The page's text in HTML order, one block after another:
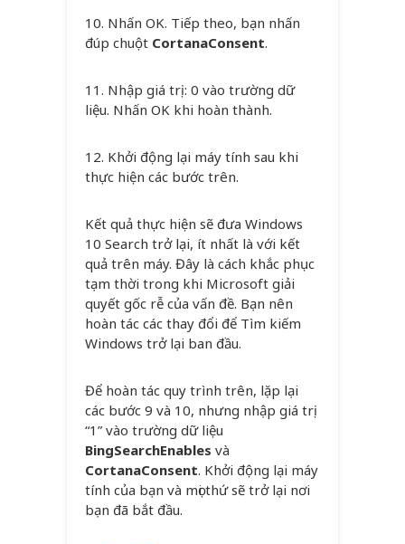
10. Nhấn OK. Tiếp theo, bạn nhấn
đúp chuột CortanaConsent.
11. Nhập giá trị: 0 vào trường dữ
liệu. Nhấn OK khi hoàn thành.
12. Khởi động lại máy tính sau khi
thực hiện các bước trên.
Kết quả thực hiện sẽ đưa Windows
10 Search trở lại, ít nhất là với kết
quả trên máy. Đây là cách khắc phục
tạm thời trong khi Microsoft giải
quyết gốc rễ của vấn đề. Bạn nên
hoàn tác các thay đổi để Tìm kiếm
Windows trở lại ban đầu.
Để hoàn tác quy trình trên, lặp lại
các bước 9 và 10, nhưng nhập giá trị
“1” vào trường dữ liệu
BingSearchEnables và
CortanaConsent. Khởi động lại máy
tính của bạn và mọi thứ sẽ trở lại nơi
bạn đã bắt đầu.